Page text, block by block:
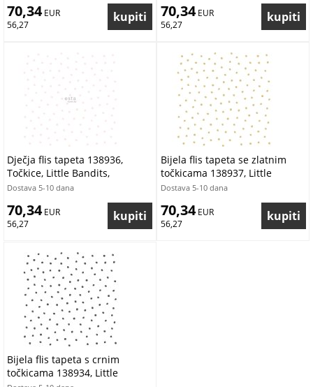
70,34 EUR
56,27
70,34 EUR
56,27
Dječja flis tapeta 138936,
Točkice, Little Bandits,
Let&_#039_s play, Esta
Dostava 5-10 dana
70,34 EUR
56,27
Bijela flis tapeta se zlatnim
točkicama 138937, Little
Bandits, Black & White, Esta
Dostava 5-10 dana
70,34 EUR
56,27
Bijela flis tapeta s crnim
točkicama 138934, Little